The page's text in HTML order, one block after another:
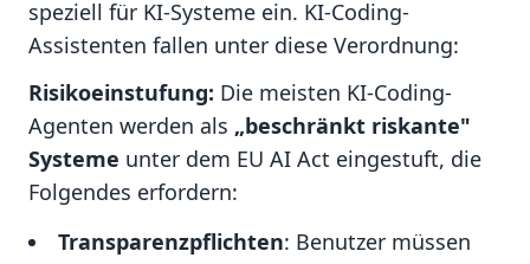
speziell für KI-Systeme ein. KI-Coding-
Assistenten fallen unter diese Verordnung:
Risikoeinstufung: Die meisten KI-Coding-
Agenten werden als „beschränkt riskante"
Systeme unter dem EU AI Act eingestuft, die
Folgendes erfordern:
Transparenzpflichten: Benutzer müssen